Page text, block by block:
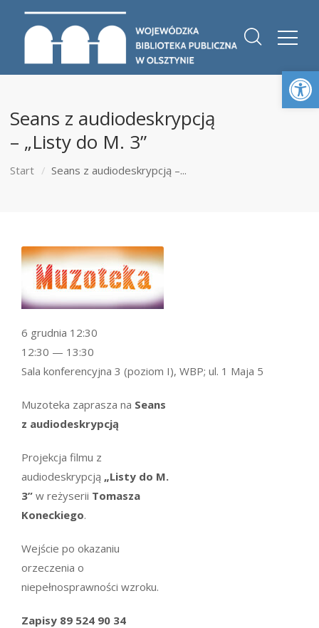
Seans z audiodeskrypcją
– „Listy do M. 3”
Start Seans z audiodeskrypcją –...
Muzoteka zaprasza na Seans
z audiodeskrypcją
Projekcja filmu z
audiodeskrypcją „Listy do M.
3” w reżyserii Tomasza
Koneckiego.
Wejście po okazaniu
orzeczenia o
niepełnosprawności wzroku.
Zapisy 89 524 90 34
6 grudnia 12:30
12:30 — 13:30
Sala konferencyjna 3 (poziom I), WBP; ul. 1 Maja 5